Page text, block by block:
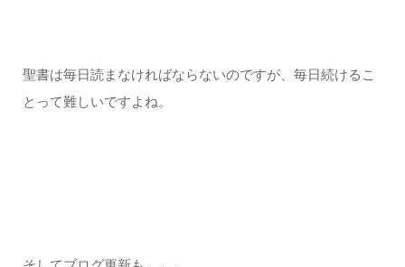
聖書は毎日読まなければならないのですが、毎日続けるこ
とって難しいですよね。